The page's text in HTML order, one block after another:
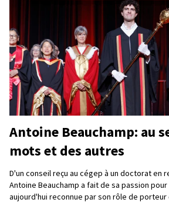
Antoine Beauchamp: au
mots et des autres
D'un conseil reçu au cégep à un doctorat en
Antoine Beauchamp a fait de sa passion
aujourd'hui reconnue par son rôle de porteur